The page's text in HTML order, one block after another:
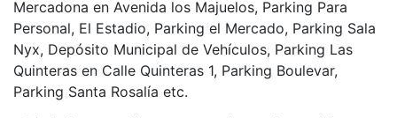
Mercadona en Avenida los Majuelos, Parking Para
Personal, El Estadio, Parking el Mercado, Parking Sala
Nyx, Depósito Municipal de Vehículos, Parking Las
Quinteras en Calle Quinteras 1, Parking Boulevar,
Parking Santa Rosalía etc.